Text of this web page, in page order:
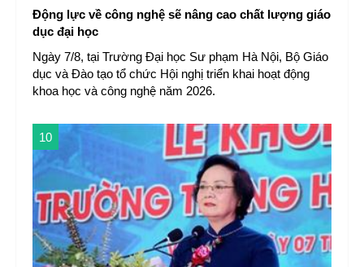
Động lực về công nghệ sẽ nâng cao chất lượng giáo
dục đại học
Ngày 7/8, tại Trường Đại học Sư phạm Hà Nội, Bộ Giáo
dục và Đào tạo tổ chức Hội nghị triển khai hoạt động
khoa học và công nghệ năm 2026.
10